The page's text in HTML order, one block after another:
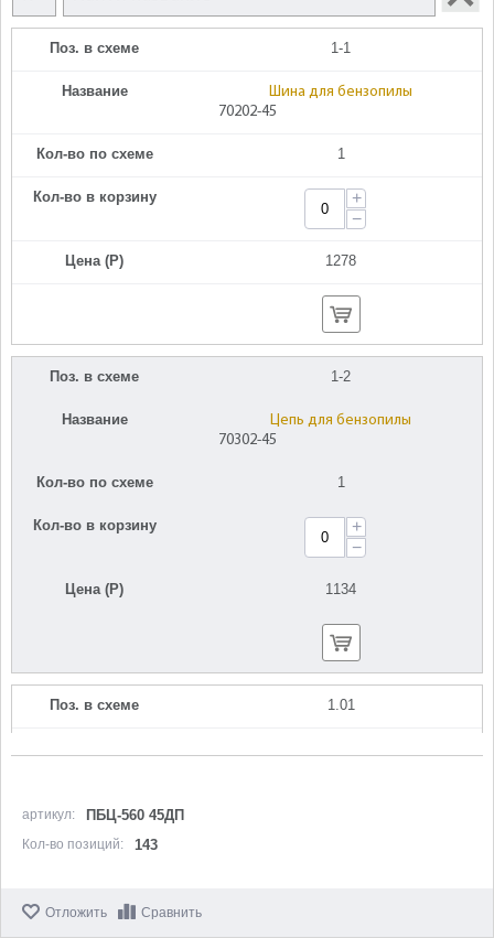
Поз. в схеме 1-1
Название
Шина для бензопилы
70202-45
Кол-во по схеме 1
Кол-во в корзину
+
−
Цена (Р) 1278
Поз. в схеме 1-2
Название
Цепь для бензопилы
70302-45
Кол-во по схеме 1
Кол-во в корзину
+
−
Цена (Р) 1134
Поз. в схеме 1.01
Кол-во по схеме
Кол-во в корзину
Цена (Р)
артикул: ПБЦ-560 45ДП
Кол-во позиций: 143
Отложить Сравнить